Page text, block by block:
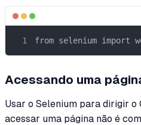
from selenium import
Acessando uma
Usar o Selenium para dirigir o
acessar uma página não é